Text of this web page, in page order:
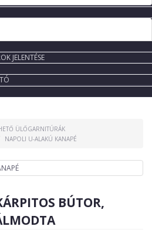
JELENTÉSE
ÜLŐGARNITÚRÁK
NAPOLI U-ALAKÚ KANAPÉ
BÚTOR,